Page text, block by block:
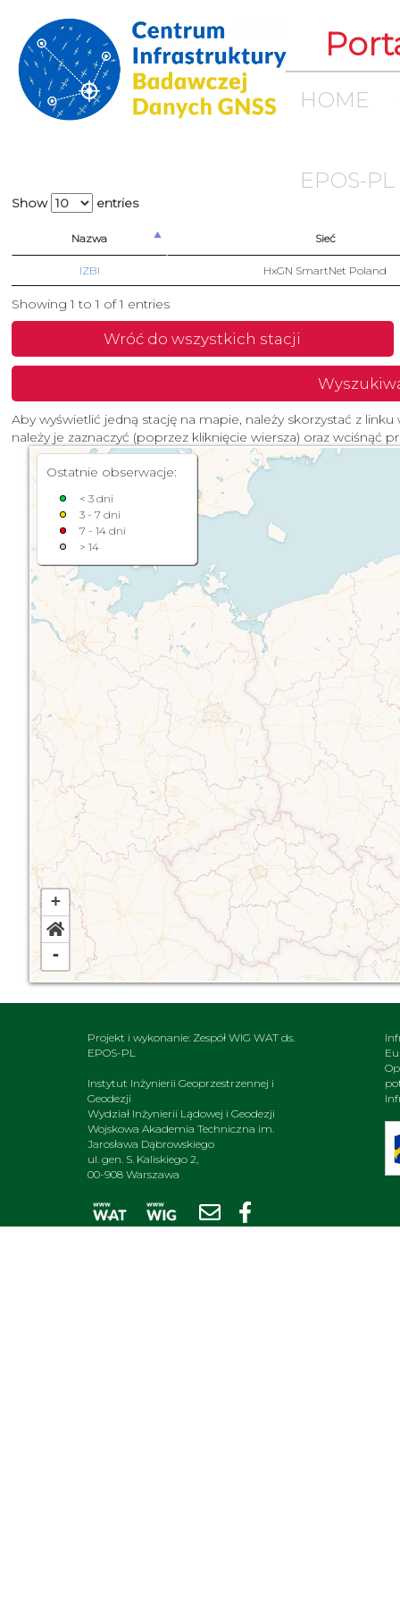
HOME
EPOS-PL
Show entries
Nazwa Sieć
IZBI HxGN SmartNet Poland
Showing 1 to 1 of 1 entries
Wróć do wszystkich stacji
Aby wyświetlić jedną stację na mapie, należy skorzystać z
należy je zaznaczyć (poprzez kliknięcie wiersza) oraz wciśnąć
Ostatnie obserwacje:
< 3 dni
3 - 7 dni
7 - 14 dni
> 14
+
-
Projekt i wykonanie: Zespół WIG WAT ds.
EPOS-PL
Instytut Inżynierii Geoprzestrzennej i
Geodezji
Wydział Inżynierii Lądowej i Geodezji
Wojskowa Akademia Techniczna im.
Jarosława Dąbrowskiego
ul. gen. S. Kaliskiego 2,
00-908 Warszawa